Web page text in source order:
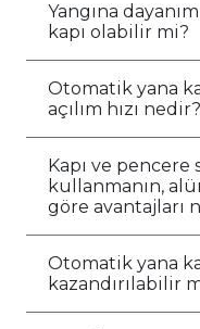
Yangına
kapı olabilir mi?
Otomatik yana
açılım hızı nedir?
Kapı ve
kullanmanın,
göre avantajları
Otomatik yana
kazandırılabilir